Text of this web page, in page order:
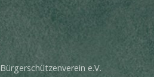
Bürgerschützenverein e.V.